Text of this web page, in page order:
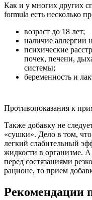
Как и у многих других
formula есть несколько
возраст до 18 лет;
наличие аллергии
психические
почек, печени,
системы;
беременность и
Противопоказания к
Также добавку не
«сушки». Дело в том,
легкий слабительный
жидкости в организме.
перед состязаниями
рационе, то прием
Рекомендации